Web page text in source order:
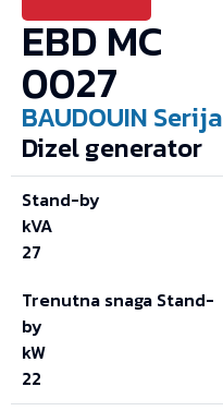
EBD MC
0027
BAUDOUIN Serija
Dizel generator
Stand-by
kVA
27
Trenutna snaga Stand-
by
kW
22